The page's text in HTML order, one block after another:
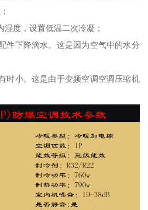
度，设置低温二次冷凝；
件下降滴水。这是因为空气中的水分
时小。这是由于变频空调空调压缩机